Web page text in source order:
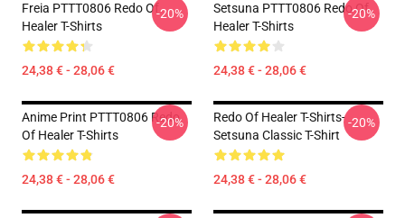
Freia PTTT0806 Redo Of
Healer T-Shirts
24,38 € - 28,06 €
-20%
Setsuna PTTT0806 Redo Of
Healer T-Shirts
24,38 € - 28,06 €
-20%
Anime Print PTTT0806 Redo
Of Healer T-Shirts
24,38 € - 28,06 €
-20%
Redo Of Healer T-Shirts-
Setsuna Classic T-Shirt
24,38 € - 28,06 €
-20%